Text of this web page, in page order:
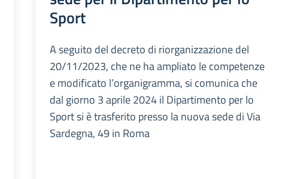
Sport
A seguito del decreto di riorganizzazione del
20/11/2023, che ne ha ampliato le competenze
e modificato l’organigramma, si comunica che
dal giorno 3 aprile 2024 il Dipartimento per lo
Sport si è trasferito presso la nuova sede di Via
Sardegna, 49 in Roma